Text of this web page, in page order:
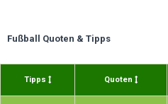
Fußball Quoten & Tipps
Tipps Quoten